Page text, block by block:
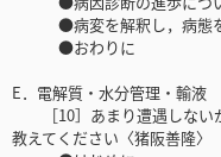
●病変を解釈し，病態を
●おわりに
E．電解質・水分管理・輸液
［10］あまり遭遇しない
教えてください〈猪阪善隆〉